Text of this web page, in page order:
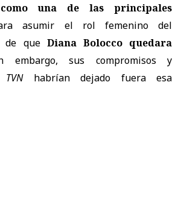
una de las principales
asumir el rol femenino del
de que Diana Bolocco quedara
embargo, sus compromisos y
TVNhabrían dejado fuera esa